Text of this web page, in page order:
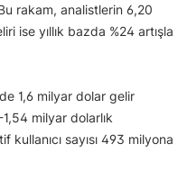
rakam, analistlerin 6,20
ise yıllık bazda %24 artışla
1,6 milyar dolar gelir
milyar dolarlık
sayısı 493 milyona